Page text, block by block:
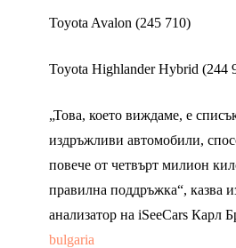
Toyota Avalon (245 710)
Toyota Highlander Hybrid (244
„Това, което виждаме, е
издръжливи автомобили,
повече от четвърт милион
правилна поддръжка“, казва
анализатор на iSeeCars Карл
bulgaria